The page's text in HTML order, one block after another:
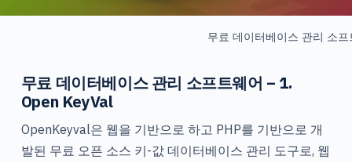
무료 데이터베이스 관리 소프
무료 데이터베이스 관리 소프트웨어 – 1.
Open KeyVal
OpenKeyval은 웹을 기반으로 하고 PHP를 기반으로 개
발된 무료 오픈 소스 키-값 데이터베이스 관리 도구로, 웹